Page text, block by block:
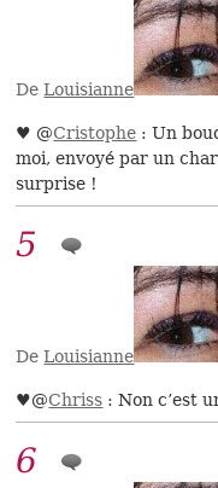
DeLouisianne
♥ @Cristophe : Un
moi, envoyé par un
surprise !
5
DeLouisianne
♥@Chriss : Non c’est
6